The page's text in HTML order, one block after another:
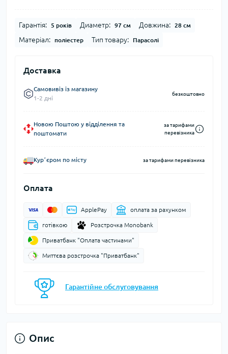
Гарантія: 5 років Диаметр: 97 см Довжина: 28 см
Матеріал: поліестер Тип товару: Парасолі
Доставка
Самовивіз із магазину
1-2 дні
безкоштовно
Новою Поштою у відділення та
поштомати
за тарифами
перевізника
Курʼєром по місту за тарифами перевізника
Оплата
ApplePay оплата за рахунком
готівкою Розстрочка Monobank
Приватбанк "Оплата частинами"
Миттєва розстрочка "Приватбанк"
Гарантійне обслуговування
Опис